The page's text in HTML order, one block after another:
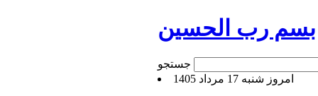
بسم رب الحسین
امروز شنبه 17 مرداد 1405